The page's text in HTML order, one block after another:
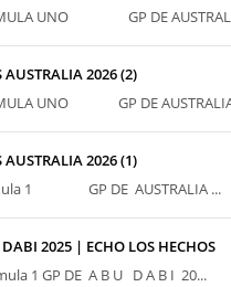
UNO GP DE
AUSTRALIA 2026 (2)
UNO GP DE
AUSTRALIA 2026 (1)
1 GP DE AUSTRALIA ...
2025 | ECHO LOS HECHOS
1 GP DE A B U D A B I 20...